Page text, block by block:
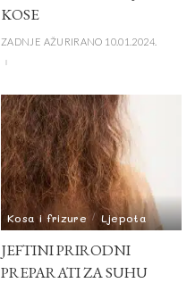
KOSE
ZADNJE AŽURIRANO 10.01.2024.
Kosa i frizure Ljepota
JEFTINI PRIRODNI
PREPARATI ZA SUHU